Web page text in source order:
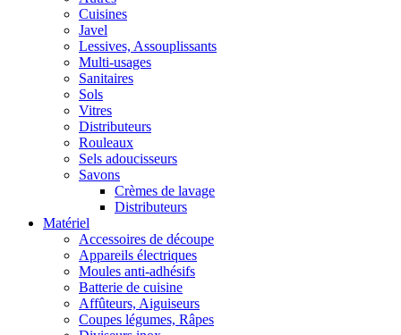
Cuisines
Javel
Lessives, Assouplissants
Multi-usages
Sanitaires
Sols
Vitres
Distributeurs
Rouleaux
Sels adoucisseurs
Savons
Crèmes de lavage
Distributeurs
Matériel
Accessoires de découpe
Appareils électriques
Moules anti-adhésifs
Batterie de cuisine
Affûteurs, Aiguiseurs
Coupes légumes, Râpes